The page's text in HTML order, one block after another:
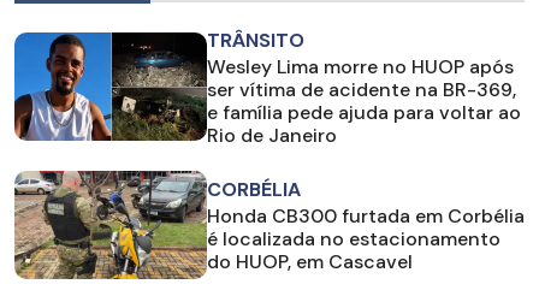
TRÂNSITO
Wesley Lima morre no HUOP após
ser vítima de acidente na BR-369,
e família pede ajuda para voltar ao
Rio de Janeiro
CORBÉLIA
Honda CB300 furtada em Corbélia
é localizada no estacionamento
do HUOP, em Cascavel